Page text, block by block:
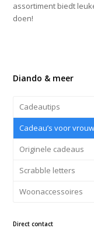
assortiment biedt
doen!
Diando & meer
Cadeautips
Cadeau’s voor
Originele cadeaus
Scrabble letters
Woonaccessoires
Direct contact